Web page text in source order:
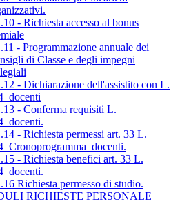
- Richiesta accesso al bonus
- Programmazione annuale dei
di Classe e degli impegni
- Dichiarazione dell'assistito con L.
- Conferma requisiti L.
- Richiesta permessi art. 33 L.
- Richiesta benefici art. 33 L.
Richiesta permesso di studio.
RICHIESTE PERSONALE